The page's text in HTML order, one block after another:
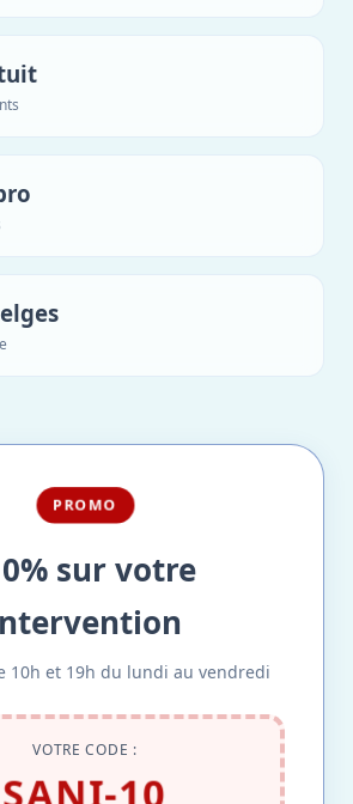
PROMO
sur votre
10h et 19h du lundi au vendredi
VOTRE CODE :